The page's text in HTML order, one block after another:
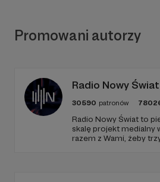
Promowani autorzy
Radio Nowy Świat
30590 patronów
Radio Nowy Świat to
skalę projekt medialny
razem z Wami, żeby